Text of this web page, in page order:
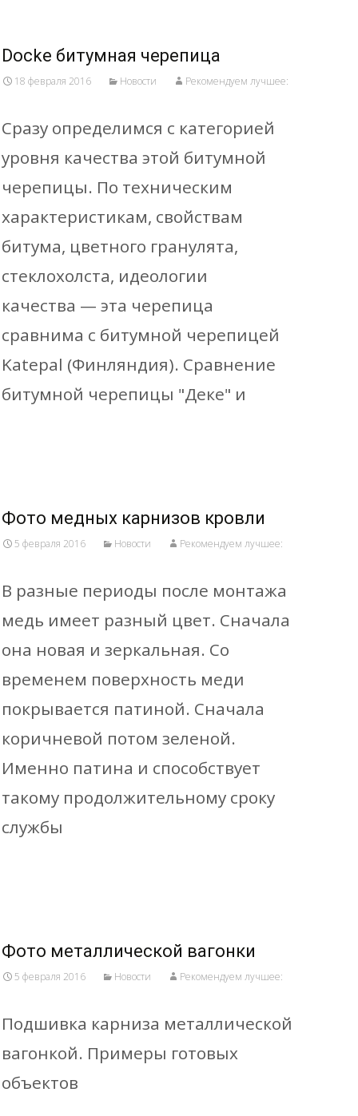
Docke битумная черепица
18 февраля 2016 Новости Рекомендуем лучшее:
Сразу определимся с категорией
уровня качества этой битумной
черепицы. По техническим
характеристикам, свойствам
битума, цветного гранулята,
стеклохолста, идеологии
качества — эта черепица
сравнима с битумной черепицей
Katepal (Финляндия). Сравнение
битумной черепицы "Деке" и
Фото медных карнизов кровли
5 февраля 2016 Новости Рекомендуем лучшее:
В разные периоды после монтажа
медь имеет разный цвет. Сначала
она новая и зеркальная. Со
временем поверхность меди
покрывается патиной. Сначала
коричневой потом зеленой.
Именно патина и способствует
такому продолжительному сроку
службы
Фото металлической вагонки
5 февраля 2016 Новости Рекомендуем лучшее:
Подшивка карниза металлической
вагонкой. Примеры готовых
объектов